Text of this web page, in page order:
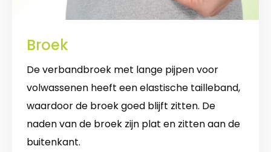
Broek
De verbandbroek met lange pijpen voor
volwassenen heeft een elastische tailleband,
waardoor de broek goed blijft zitten. De
naden van de broek zijn plat en zitten aan de
buitenkant.